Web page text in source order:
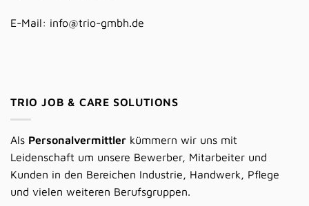
E-Mail: info@trio-gmbh.de
TRIO JOB & CARE SOLUTIONS
Als Personalvermittler kümmern wir uns mit
Leidenschaft um unsere Bewerber, Mitarbeiter und
Kunden in den Bereichen Industrie, Handwerk, Pflege
und vielen weiteren Berufsgruppen.